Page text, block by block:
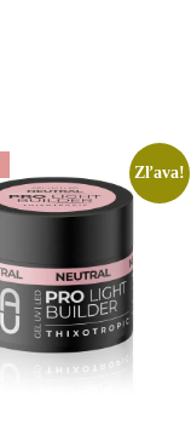
Zľava!